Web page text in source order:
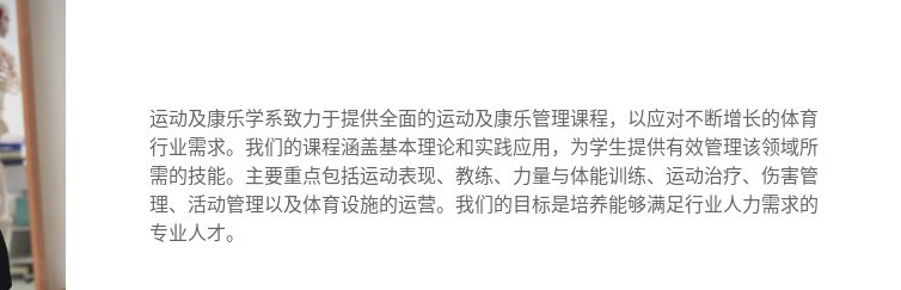
运动及康乐学系致力于提供全面的运动及康乐管理课程，以应对不断增长的体育
行业需求。我们的课程涵盖基本理论和实践应用，为学生提供有效管理该领域所
需的技能。主要重点包括运动表现、教练、力量与体能训练、运动治疗、伤害管
理、活动管理以及体育设施的运营。我们的目标是培养能够满足行业人力需求的
专业人才。